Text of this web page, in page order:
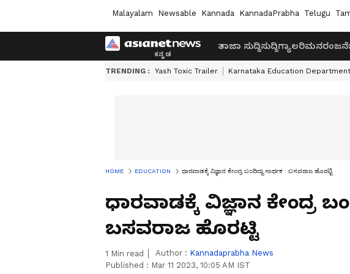
Malayalam Newsable Kannada KannadaPrabha Telugu
ತಾಜಾ ಸುದ್ದಿಸುದ್ದಿಗ್ಯಾಲರಿಮನರಂಜನೆ
TRENDING : Yash Toxic Trailer Karnataka Education Department
HOME EDUCATION ಧಾರವಾಡಕ್ಕೆ ವಿಜ್ಞಾನ ಕೇಂದ್ರ ಬಂದಿದ್ದು ಸಾರ್ಥಕ : ಬಸವರಾಜ ಹೊರಟ್ಟಿ
ಧಾರವಾಡಕ್ಕೆ ವಿಜ್ಞಾನ ಕೇಂದ್ರ
ಬಸವರಾಜ ಹೊರಟ್ಟಿ
1 Min read Author : Kannadaprabha News
Published : Mar 11 2023, 10:05 AM IST